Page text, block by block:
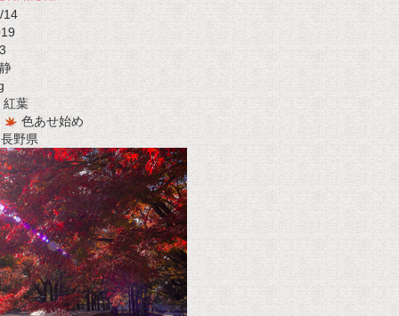
14
3
紅葉
色あせ始め
野県